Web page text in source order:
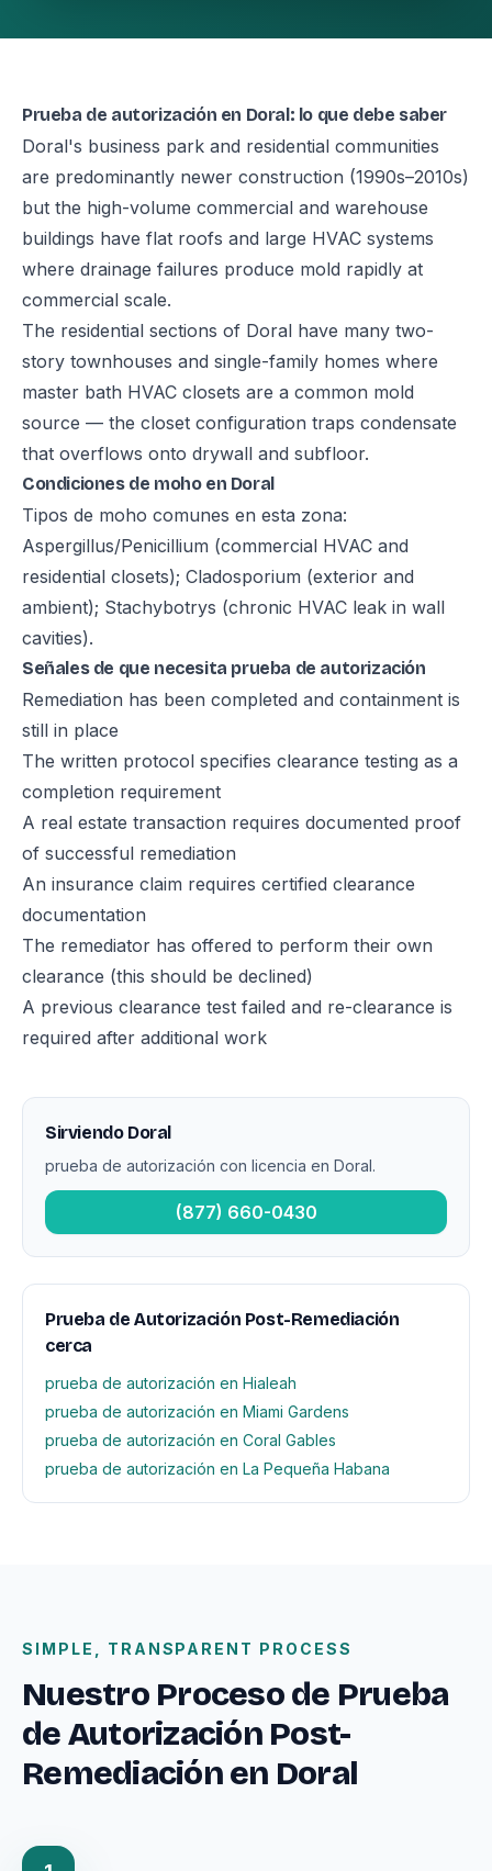
Prueba de autorización en Doral: lo que debe saber
Doral's business park and residential communities
are predominantly newer construction (1990s–2010s)
but the high-volume commercial and warehouse
buildings have flat roofs and large HVAC systems
where drainage failures produce mold rapidly at
commercial scale.
The residential sections of Doral have many two-
story townhouses and single-family homes where
master bath HVAC closets are a common mold
source — the closet configuration traps condensate
that overflows onto drywall and subfloor.
Condiciones de moho en Doral
Tipos de moho comunes en esta zona:
Aspergillus/Penicillium (commercial HVAC and
residential closets); Cladosporium (exterior and
ambient); Stachybotrys (chronic HVAC leak in wall
cavities).
Señales de que necesita prueba de autorización
Remediation has been completed and containment is
still in place
The written protocol specifies clearance testing as a
completion requirement
A real estate transaction requires documented proof
of successful remediation
An insurance claim requires certified clearance
documentation
The remediator has offered to perform their own
clearance (this should be declined)
A previous clearance test failed and re-clearance is
required after additional work
Sirviendo Doral
prueba de autorización con licencia en Doral.
(877) 660-0430
Prueba de Autorización Post-Remediación
cerca
prueba de autorización en Hialeah
prueba de autorización en Miami Gardens
prueba de autorización en Coral Gables
prueba de autorización en La Pequeña Habana
SIMPLE, TRANSPARENT PROCESS
Nuestro Proceso de Prueba
de Autorización Post-
Remediación en Doral